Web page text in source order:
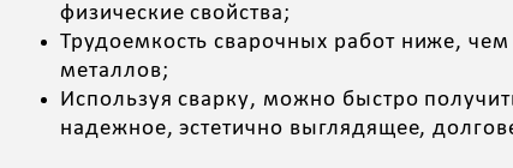
физические свойства;
Трудоемкость сварочных работ ниже,
металлов;
Используя сварку, можно быстро
надежное, эстетично выглядящее,